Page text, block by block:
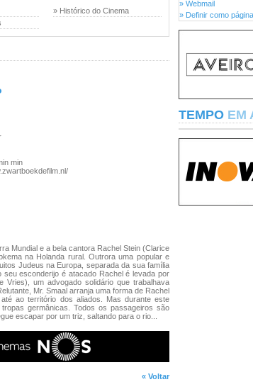
» Histórico do Cinema
min
Mundial e a bela cantora Rachel Stein (Clarice
na Holanda rural. Outrora uma popular e
Judeus na Europa, separada da sua família
esconderijo é atacado Rachel é levada por
um advogado solidário que trabalhava
Mr. Smaal arranja uma forma de Rachel
ao território dos aliados. Mas durante este
germânicas. Todos os passageiros são
escapar por um triz, saltando para o rio...
« Voltar
» Webmail
» Definir como
TEMPO EM